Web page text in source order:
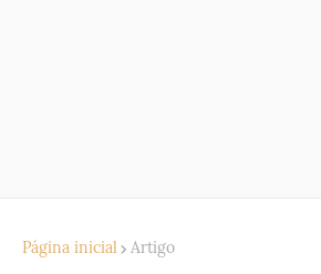
Página inicial Artigo